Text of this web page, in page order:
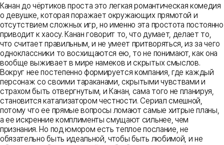
Канан до чёртиков проста это легкая романтическая комедия
о девушке, которая поражает окружающих прямотой и
отсутствием сложных игр, но именно эта простота постоянно
приводит к хаосу. Канан говорит то, что думает, делает то,
что считает правильным, и не умеет притворяться, из за чего
одноклассники то восхищаются ею, то не понимают, как она
вообще выживает в мире намеков и скрытых смыслов.
Вокруг нее постепенно формируется компания, где каждый
персонаж со своими тараканами, скрытыми чувствами и
страхом быть отвергнутым, и Канан, сама того не планируя,
становится катализатором честности. Сериал смешной,
потому что ее прямые вопросы ломают самые хитрые планы,
а ее искренние комплименты смущают сильнее, чем
признания. Но под юмором есть теплое послание, не
обязательно быть идеальной, чтобы быть любимой, и не